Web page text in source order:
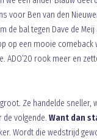
voor Ben van den
de bal tegen Dave de
op een mooie
ADO’20 rook meer en
Ze handelde
de volgende. Want dan
Wordt die wedstrijd